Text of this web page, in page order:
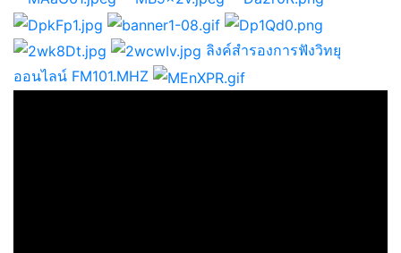
ลิงค์สำรองการฟังวิทยุ
ออนไลน์ FM101.MHZ